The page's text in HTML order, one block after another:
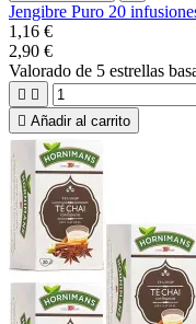
Jengibre Puro 20
1,16 €
2,90 €
Valorado de 5 estrellas
 
 Añadir al carrito